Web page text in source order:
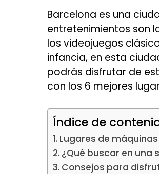
Barcelona es una
entretenimientos son
los videojuegos
infancia, en esta
podrás disfrutar de
con los 6 mejores
Índice de
Lugares de
¿Qué buscar en una
Consejos para